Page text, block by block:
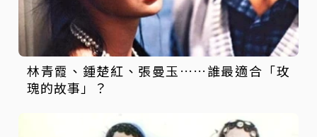
林青霞、鍾楚紅、張曼玉……誰最適合「玫
瑰的故事」？